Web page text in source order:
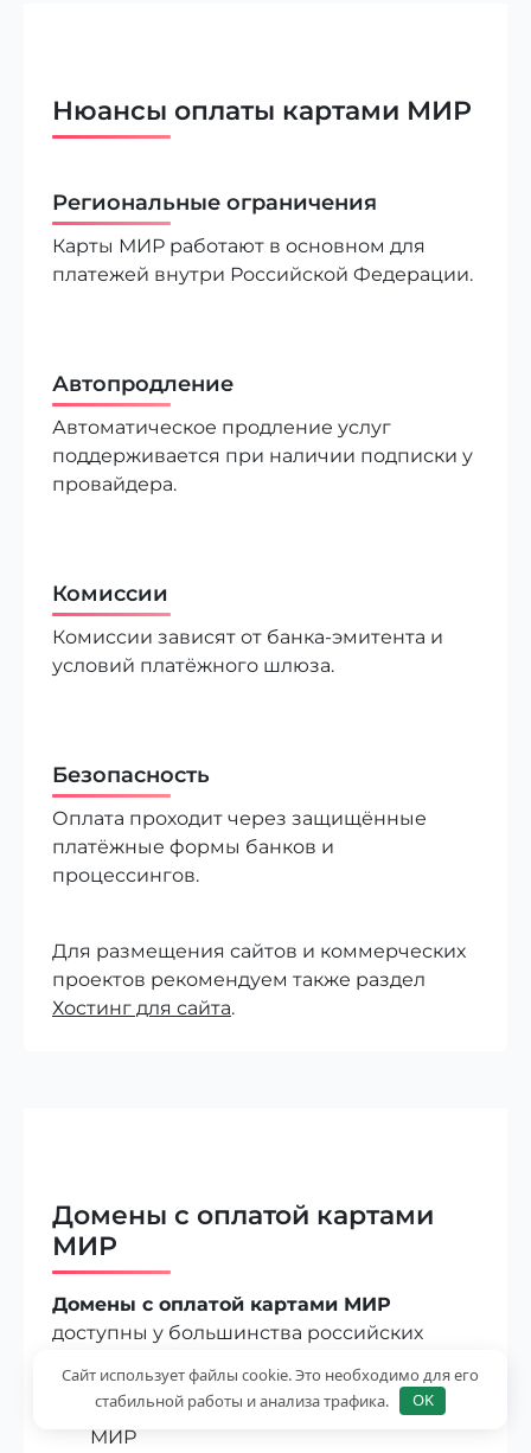
Нюансы оплаты картами МИР
Региональные ограничения
Карты МИР работают в основном для
платежей внутри Российской Федерации.
Автопродление
Автоматическое продление услуг
поддерживается при наличии подписки у
провайдера.
Комиссии
Комиссии зависят от банка-эмитента и
условий платёжного шлюза.
Безопасность
Оплата проходит через защищённые
платёжные формы банков и
процессингов.
Для размещения сайтов и коммерческих
проектов рекомендуем также раздел
Хостинг для сайта.
Домены с оплатой картами
МИР
Домены с оплатой картами МИР
доступны у большинства российских
оплата регистрации домена картой
МИР
Сайт использует файлы cookie. Это необходимо для его
стабильной работы и анализа трафика.
OK